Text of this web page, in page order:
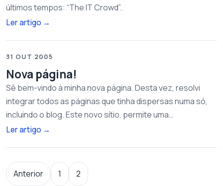
últimos tempos: “The IT Crowd”..
Ler artigo →
31 OUT 2005
Nova página!
Sê bem-vindo à minha nova página. Desta vez, resolvi
integrar todos as páginas que tinha dispersas numa só,
incluindo o blog. Este novo sítio, permite uma…
Ler artigo →
Paginação dos conteúdos
Anterior 1 2